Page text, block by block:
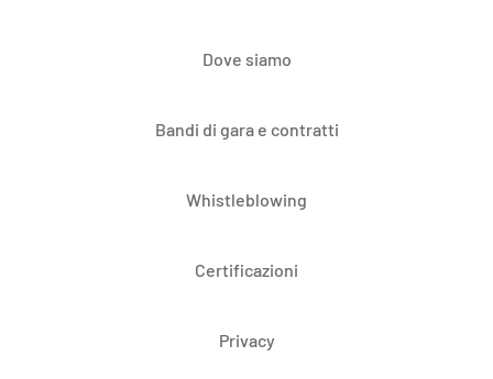
Dove siamo
Bandi di gara e contratti
Whistleblowing
Certificazioni
Privacy